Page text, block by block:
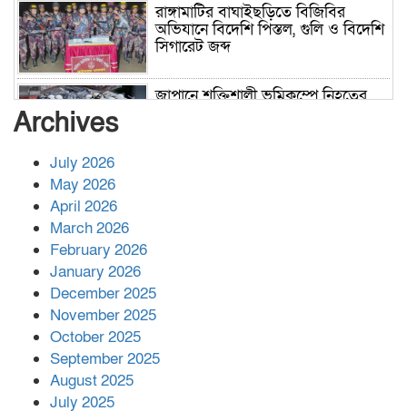
রাঙ্গামাটির বাঘাইছড়িতে বিজিবির
অভিযানে বিদেশি পিস্তল, গুলি ও বিদেশি
সিগারেট জব্দ
জাপানে শক্তিশালী ভূমিকম্পে নিহতের
পর ফোন তারেক রহমানের,গ্যাস সঙ্কট
Archives
July 2026
May 2026
April 2026
March 2026
February 2026
January 2026
December 2025
November 2025
October 2025
September 2025
August 2025
July 2025